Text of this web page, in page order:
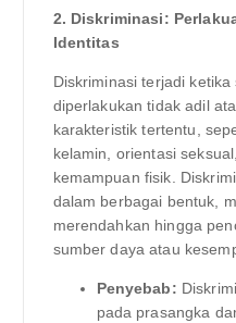
2. Diskriminasi:
Identitas
Diskriminasi terjadi
diperlakukan tidak adil
karakteristik tertentu,
kelamin, orientasi
kemampuan fisik.
dalam berbagai bentuk,
merendahkan hingga
sumber daya atau
Penyebab:
pada prasangka